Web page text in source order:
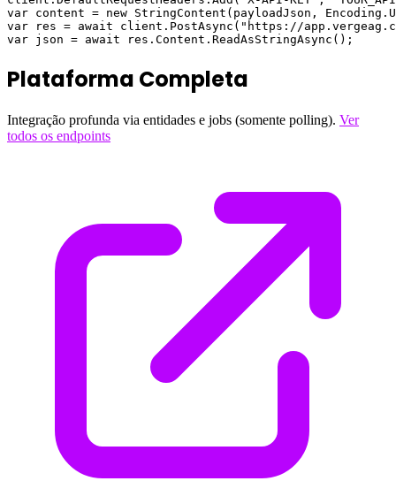
var content = new StringContent(payloadJson,
var res = await client.PostAsync("https://
var json = await res.Content.ReadAsStringAsync();
Plataforma Completa
Integração profunda via entidades e jobs (somente polling). Ver
todos os endpoints